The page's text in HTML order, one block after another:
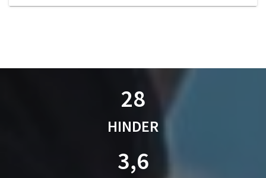
28
HINDER
3,6